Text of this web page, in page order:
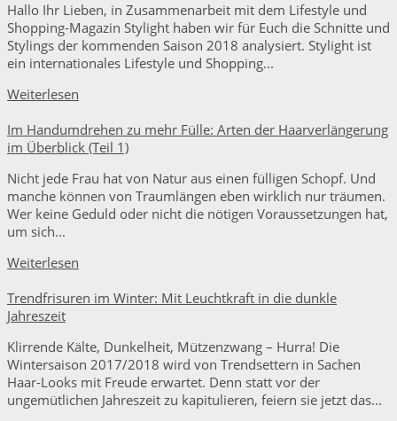
Hallo Ihr Lieben, in Zusammenarbeit mit dem Lifestyle und
Shopping-Magazin Stylight haben wir für Euch die Schnitte und
Stylings der kommenden Saison 2018 analysiert. Stylight ist
ein internationales Lifestyle und Shopping...
Weiterlesen
Im Handumdrehen zu mehr Fülle: Arten der Haarverlängerung
im Überblick (Teil 1)
Nicht jede Frau hat von Natur aus einen fülligen Schopf. Und
manche können von Traumlängen eben wirklich nur träumen.
Wer keine Geduld oder nicht die nötigen Voraussetzungen hat,
um sich...
Weiterlesen
Trendfrisuren im Winter: Mit Leuchtkraft in die dunkle
Jahreszeit
Klirrende Kälte, Dunkelheit, Mützenzwang – Hurra! Die
Wintersaison 2017/2018 wird von Trendsettern in Sachen
Haar-Looks mit Freude erwartet. Denn statt vor der
ungemütlichen Jahreszeit zu kapitulieren, feiern sie jetzt das...